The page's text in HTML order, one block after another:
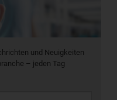
und Neuigkeiten
– jeden Tag